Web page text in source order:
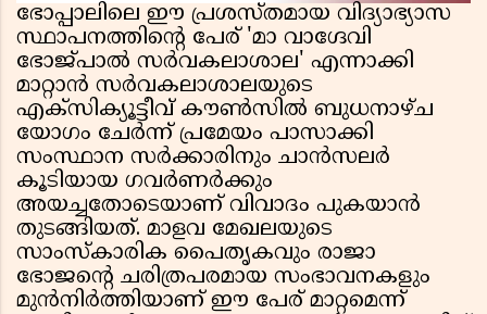
ഭോപ്പാലിലെ ഈ പ്രശസ്തമായ വിദ്യാഭ്യാസ
സ്ഥാപനത്തിന്റെ പേര് 'മാ വാഗ്ദേവി
ഭോജ്പാൽ സർവകലാശാല' എന്നാക്കി
മാറ്റാൻ സർവകലാശാലയുടെ
എക്സിക്യൂട്ടീവ് കൗൺസിൽ ബുധനാഴ്ച
യോഗം ചേർന്ന് പ്രമേയം പാസാക്കി
സംസ്ഥാന സർക്കാരിനും ചാൻസലർ
കൂടിയായ ഗവർണർക്കും
അയച്ചതോടെയാണ് വിവാദം പുകയാൻ
തുടങ്ങിയത്. മാളവ മേഖലയുടെ
സാംസ്കാരിക പൈതൃകവും രാജാ
ഭോജന്റെ ചരിത്രപരമായ സംഭാവനകളും
മുൻനിർത്തിയാണ് ഈ പേര് മാറ്റമെന്ന്